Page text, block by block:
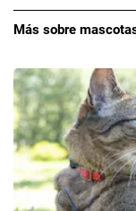
Más sobre